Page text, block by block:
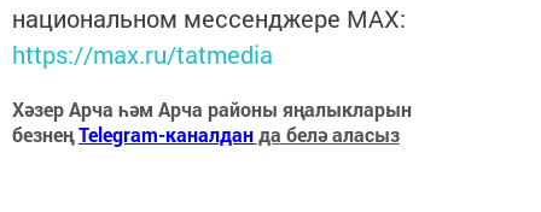
национальном мессенджере MАХ:
https://max.ru/tatmedia
Хәзер Арча һәм Арча районы яңалыкларын
безнеңTelegram-каналданда белә аласыз